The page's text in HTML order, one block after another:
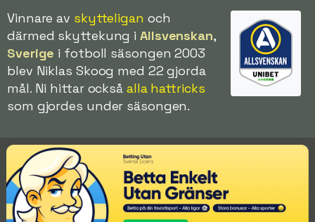
Vinnare av skytteligan och
därmed skyttekung i Allsvenskan,
Sverige i fotboll säsongen 2003
blev Niklas Skoog med 22 gjorda
mål. Ni hittar också alla hattricks
som gjordes under säsongen.